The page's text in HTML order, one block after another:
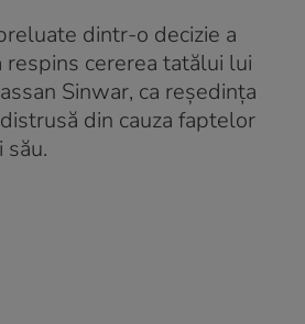
dintr-o decizie a
respins cererea tatălui lui
Sinwar, ca reședința
din cauza faptelor